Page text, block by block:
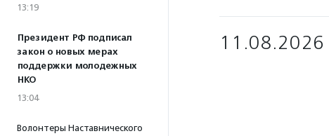
13:19
Президент РФ подписал
закон о новых мерах
поддержки молодежных
НКО
13:04
Волонтеры Наставнического
11.08.2026